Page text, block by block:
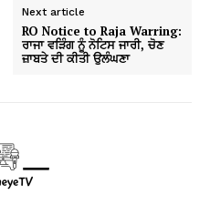
Next article
RO Notice to Raja Warring:
ਰਾਜਾ ਵੜਿੰਗ ਨੂੰ ਨੋਟਿਸ ਜਾਰੀ, ਚੋਣ
ਜ਼ਾਬਤੇ ਦੀ ਕੀਤੀ ਉਲੰਘਣਾ